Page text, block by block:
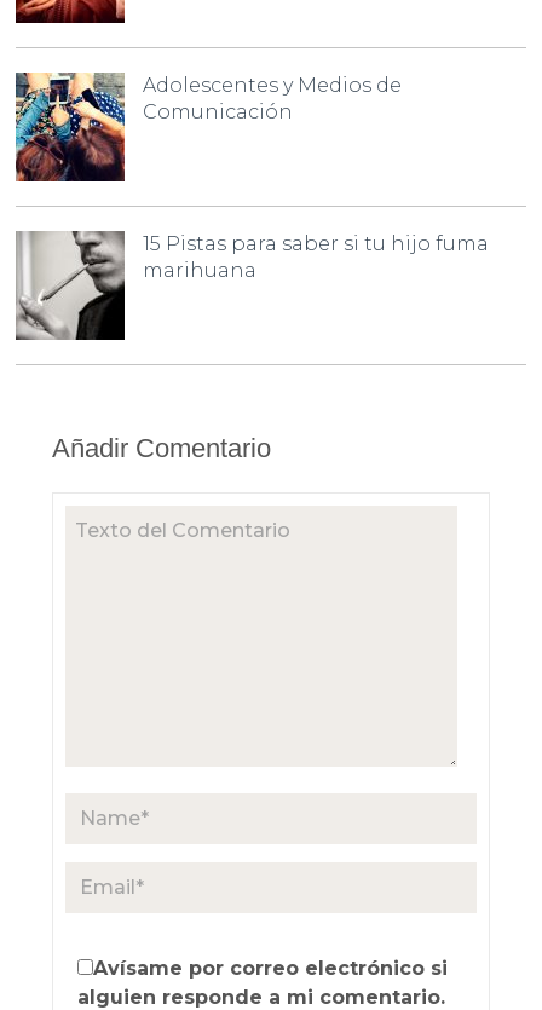
Adolescentes y Medios de
Comunicación
15 Pistas para saber si tu hijo fuma
marihuana
Añadir Comentario
Avísame por correo electrónico si
alguien responde a mi comentario.